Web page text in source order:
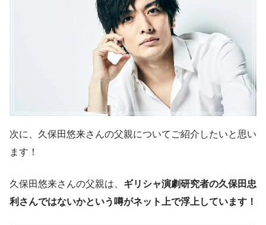
次に、久保田悠来さんの父親についてご紹介したいと思い
ます！
久保田悠来さんの父親は、 ギリシャ演劇研究者の久保田忠
利さんではないかという噂がネット上で浮上しています！